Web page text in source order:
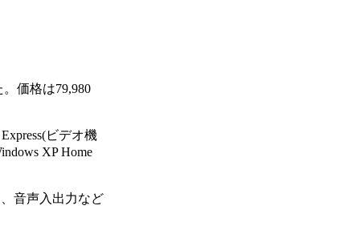
。価格は79,980
ビデオ機
XP Home
音声入出力など